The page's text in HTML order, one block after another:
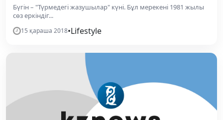
Бүгін – "Түрмедегі жазушылар" күні. Бұл мерекені 1981 жылы
сөз еркіндіг...
15 қараша 2018•Lifestyle